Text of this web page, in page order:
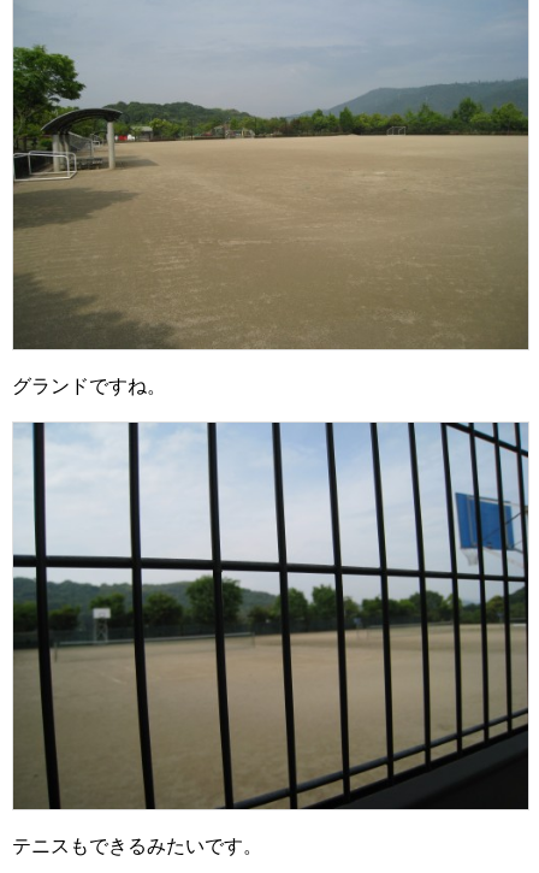
グランドですね。
テニスもできるみたいです。